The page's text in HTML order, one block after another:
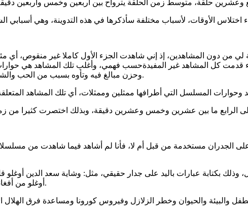
لي من دون المشاهدين، إذ إني شاهدت الجزء الأول كاملا غير
قدمت كل المشاهد غير المفيدةحسب فهمي، وأغلب تلك المشاهد هي
وحزن مبالغ فيه وتأوه بسبب من الحب والشوق والخيانة والغدر وغيرها من الحالات الإنسانية.
على الجدران مستخدمة من قبل أم لا، فأنا لم أشاهد فيما شاهدت من
بكتابة عبارات باليد على جدار حقيقي، مثل: وشاية سعد الدين
أوغلو من أفغانستان إلى تركيا ودخوله إلى حلبة الصراع مجددا.
والبيئة والحيوان وخطر الزلازل وفيروس كورونا ومساعدة فرق الهلال